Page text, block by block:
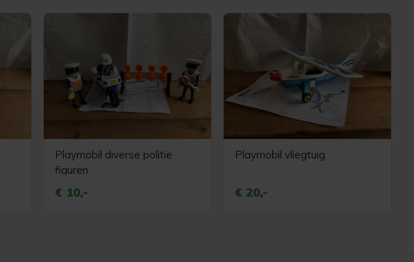
Playmobil diverse politie
figuren
€ 10,-
Playmobil vliegtuig
€ 20,-